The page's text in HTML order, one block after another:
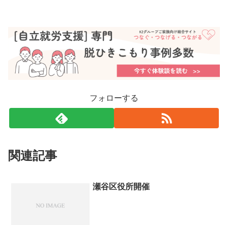
フォローする
関連記事
瀬谷区役所開催